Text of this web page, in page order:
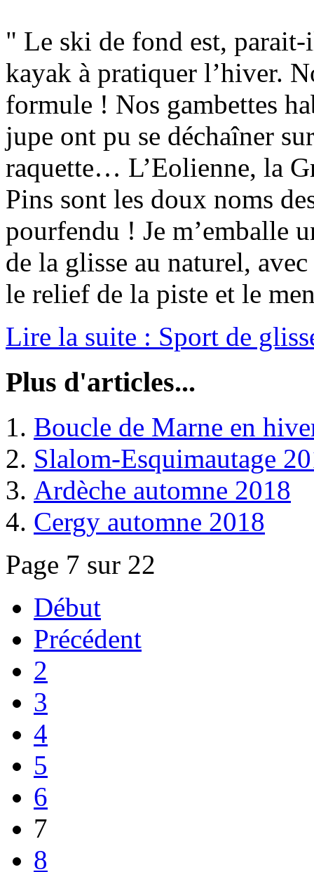
" Le ski de fond est,
kayak à pratiquer l’hiver.
formule ! Nos gambettes
jupe ont pu se déchaîner
raquette… L’Eolienne, la
Pins sont les doux noms
pourfendu ! Je m’emballe
de la glisse au naturel,
le relief de la piste et le
Lire la suite : Sport de
Plus d'articles...
Boucle de Marne en
Slalom-Esquimautage
Ardèche automne 2018
Cergy automne 2018
Page 7 sur 22
Début
Précédent
2
3
4
5
6
7
8